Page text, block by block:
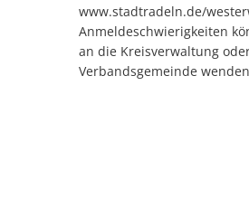
www.stadtradeln.de/
Anmeldeschwierigkeiten
an die Kreisverwaltung
Verbandsgemeinde